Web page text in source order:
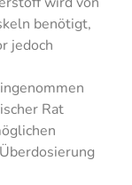
benötigt,
jedoch
Rat